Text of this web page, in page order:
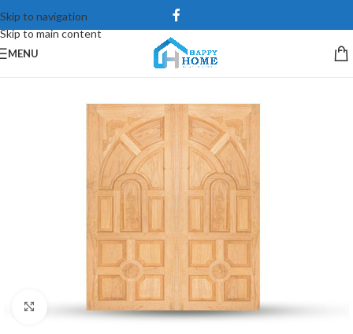
Skip to navigation
Skip to main content
MENU
Click to enlarge